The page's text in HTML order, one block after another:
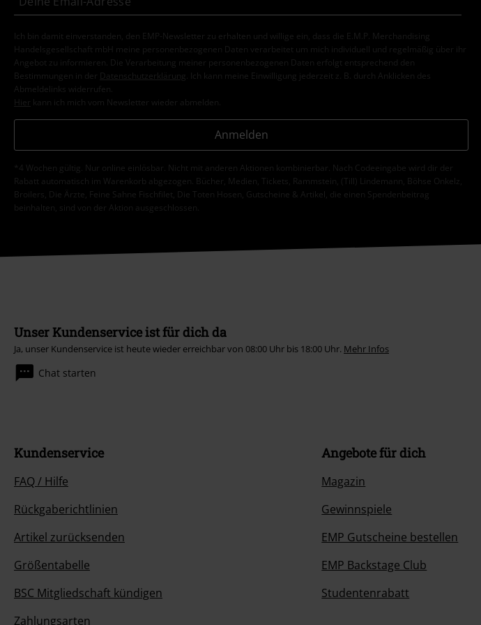
Ich bin damit einverstanden, den EMP-Newsletter zu erhalten und willige ein, dass die E.M.P. Merchandising
Handelsgesellschaft mbH meine personenbezogenen Daten verarbeitet um mich individuell und regelmäßig über ihr
Angebot zu informieren. Die Verarbeitung meiner personenbezogenen Daten erfolgt entsprechend den
Bestimmungen in der
Datenschutzerklärung
. Ich kann meine Einwilligung jederzeit z. B. durch Anklicken des
Abmeldelinks widerrufen.
Hier kann ich mich vom Newsletter wieder abmelden.
Anmelden
*4 Wochen gültig. Nur online einlösbar. Nicht mit anderen Aktionen kombinierbar. Nach Codeeingabe wird dir der
Rabatt automatisch im Warenkorb abgezogen. Bücher, Medien, Tickets, Rammstein, (Till) Lindemann, Böhse Onkelz,
Broilers, Die Ärzte, Feine Sahne Fischfilet, Die Toten Hosen, Gutscheine & Artikel, die einen Spendenbeitrag
beinhalten, sind von der Aktion ausgeschlossen.
Unser Kundenservice ist für dich da
Ja, unser Kundenservice ist heute wieder erreichbar von 08:00 Uhr bis 18:00 Uhr. Mehr Infos
Chat starten
Kundenservice
FAQ / Hilfe
Rückgaberichtlinien
Artikel zurücksenden
Größentabelle
BSC Mitgliedschaft kündigen
Zahlungsarten
Angebote für dich
Magazin
Gewinnspiele
EMP Gutscheine bestellen
EMP Backstage Club
Studentenrabatt